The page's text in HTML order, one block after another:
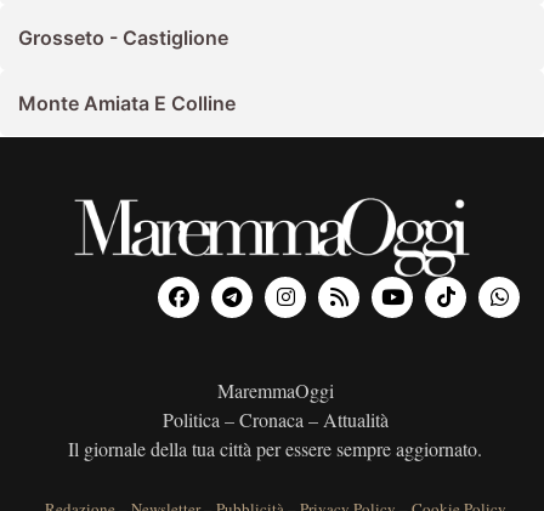
Grosseto - Castiglione
Monte Amiata E Colline
MaremmaOggi
Politica – Cronaca – Attualità
Il giornale della tua città per essere sempre aggiornato.